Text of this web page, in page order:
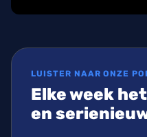
LUISTER NAAR ONZE
Elke week
en